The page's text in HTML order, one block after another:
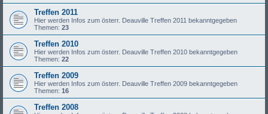
Treffen 2011
Hier werden Infos zum österr. Deauville Treffen 2011 bekanntgegeben
Themen: 23
Treffen 2010
Hier werden Infos zum österr. Deauville Treffen 2010 bekanntgegeben
Themen: 22
Treffen 2009
Hier werden Infos zum österr. Deauville Treffen 2009 bekanntgegeben
Themen: 16
Treffen 2008